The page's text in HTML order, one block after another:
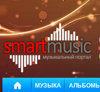
МУЗЫКА АЛЬБОМЫ